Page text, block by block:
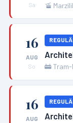
Sa
🚡
16
AUG
So
🚋 Tram-
16
AUG